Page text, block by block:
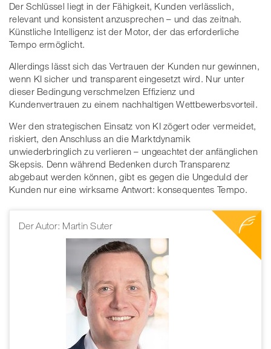
Der Schlüssel liegt in der Fähigkeit, Kunden verlässlich,
relevant und konsistent anzusprechen – und das zeitnah.
Künstliche Intelligenz ist der Motor, der das erforderliche
Tempo ermöglicht.
Allerdings lässt sich das Vertrauen der Kunden nur gewinnen,
wenn KI sicher und transparent eingesetzt wird. Nur unter
dieser Bedingung verschmelzen Effizienz und
Kundenvertrauen zu einem nachhaltigen Wettbewerbsvorteil.
Wer den strategischen Einsatz von KI zögert oder vermeidet,
riskiert, den Anschluss an die Marktdynamik
unwiederbringlich zu verlieren – ungeachtet der anfänglichen
Skepsis. Denn während Bedenken durch Transparenz
abgebaut werden können, gibt es gegen die Ungeduld der
Kunden nur eine wirksame Antwort: konsequentes Tempo.
Der Autor: Martin Suter